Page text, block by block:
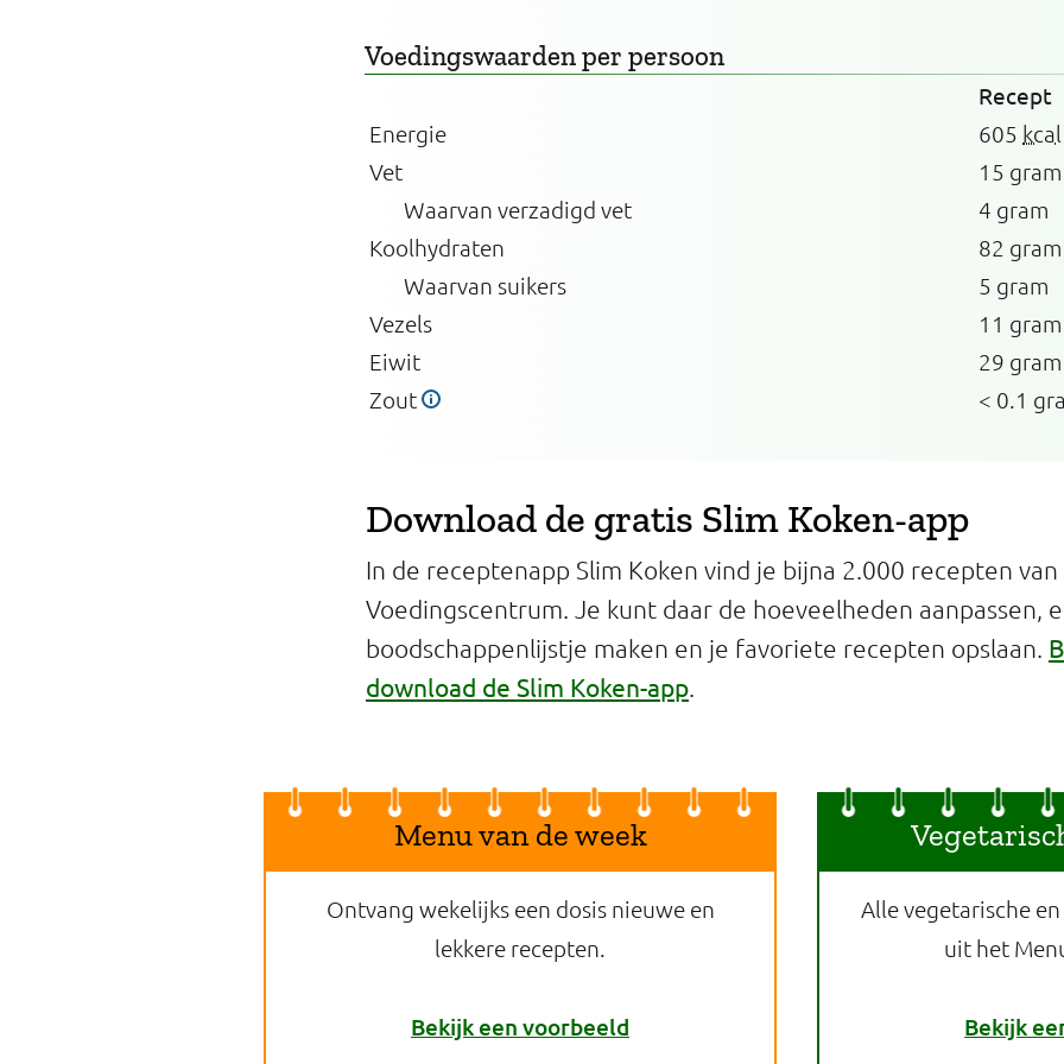
Voedingswaardenper persoon
Recept
Energie
605 kcal
Vet
15 gram
Waarvan verzadigd vet
4 gram
Koolhydraten
82 gram
Waarvan suikers
5 gram
Vezels
11 gram
Eiwit
29 gram
Zout
< 0.1
Download de gratis Slim Koken-app
In de receptenapp Slim Koken vind je bijna 2.000 recepten
Voedingscentrum. Je kunt daar de hoeveelheden aanpassen,
boodschappenlijstje maken en je favoriete recepten opslaan.
download de Slim Koken-app.
Menu van de week
Ontvang wekelijks een dosis nieuwe en
lekkere recepten.
Bekijk een voorbeeld
Alle vegetarische
uit het
Bekijk